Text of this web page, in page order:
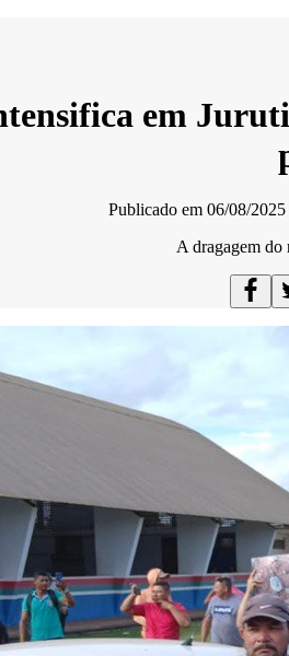
em
Publicado em 06/08/2025
A dragagem do